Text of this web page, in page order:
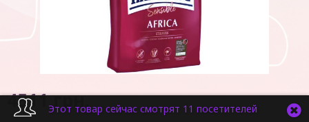
4511грн.
Этот товар сейчас смотрят 11 посетителей